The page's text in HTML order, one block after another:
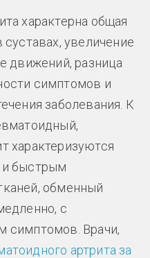
характерна общая
увеличение
движений, разница
симптомов и
заболевания. К
характеризуются
и быстрым
обменный
с
симптомов. Врачи,
артрита за